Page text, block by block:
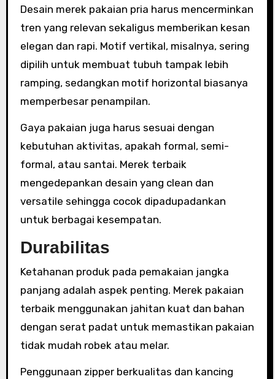
Desain merek pakaian pria harus mencerminkan
tren yang relevan sekaligus memberikan kesan
elegan dan rapi. Motif vertikal, misalnya, sering
dipilih untuk membuat tubuh tampak lebih
ramping, sedangkan motif horizontal biasanya
memperbesar penampilan.
Gaya pakaian juga harus sesuai dengan
kebutuhan aktivitas, apakah formal, semi-
formal, atau santai. Merek terbaik
mengedepankan desain yang clean dan
versatile sehingga cocok dipadupadankan
untuk berbagai kesempatan.
Durabilitas
Ketahanan produk pada pemakaian jangka
panjang adalah aspek penting. Merek pakaian
terbaik menggunakan jahitan kuat dan bahan
dengan serat padat untuk memastikan pakaian
tidak mudah robek atau melar.
Penggunaan zipper berkualitas dan kancing